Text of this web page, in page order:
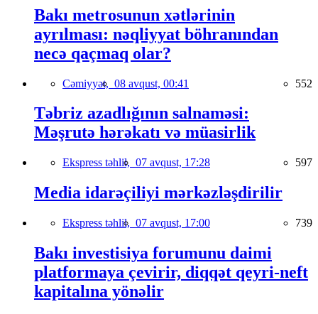
Bakı metrosunun xətlərinin
ayrılması: nəqliyyat böhranından
necə qaçmaq olar?
Cəmiyyət, 08 avqust, 00:41 552
Təbriz azadlığının salnaməsi:
Məşrutə hərəkatı və müasirlik
Ekspress təhlil, 07 avqust, 17:28 597
Media idarəçiliyi mərkəzləşdirilir
Ekspress təhlil, 07 avqust, 17:00 739
Bakı investisiya forumunu daimi
platformaya çevirir, diqqət qeyri-neft
kapitalına yönəlir